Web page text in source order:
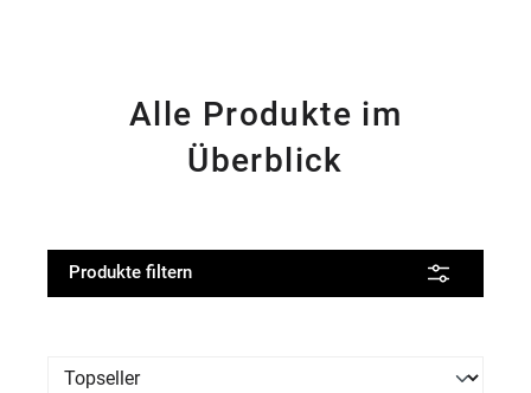
Alle Produkte im
Überblick
Produkte filtern